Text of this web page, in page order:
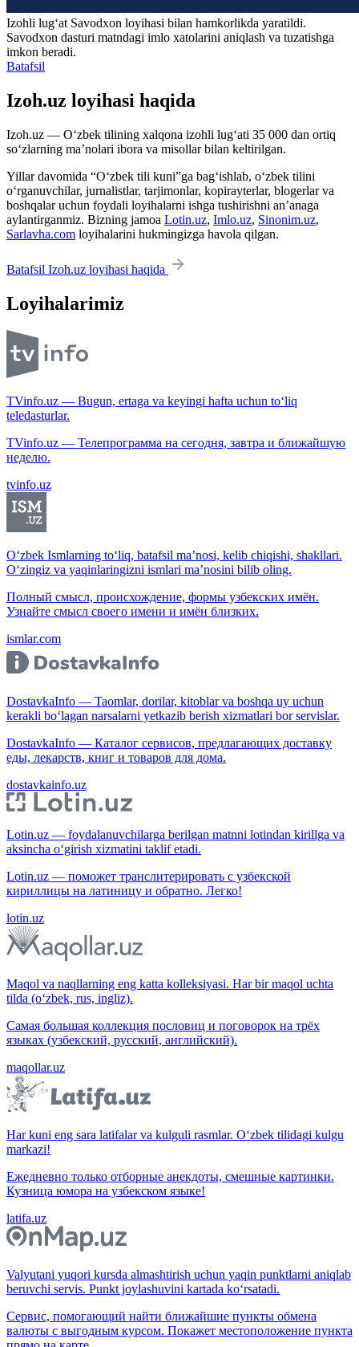
Izohli lugʻat Savodxon loyihasi bilan hamkorlikda yaratildi.
Savodxon dasturi matndagi imlo xatolarini aniqlash va tuzatishga
imkon beradi.
Batafsil
Izoh.uz loyihasi haqida
Izoh.uz — O‘zbek tilining xalqona izohli lug‘ati 35 000 dan ortiq
so‘zlarning ma’nolari ibora va misollar bilan keltirilgan.
Yillar davomida “O‘zbek tili kuni”ga bag‘ishlab, o‘zbek tilini
o‘rganuvchilar, jurnalistlar, tarjimonlar, kopirayterlar, blogerlar va
boshqalar uchun foydali loyihalarni ishga tushirishni an’anaga
aylantirganmiz. Bizning jamoa Lotin.uz, Imlo.uz, Sinonim.uz,
Sarlavha.com loyihalarini hukmingizga havola qilgan.
Batafsil Izoh.uz loyihasi haqida
Loyihalarimiz
TVinfo.uz — Bugun, ertaga va keyingi hafta uchun to‘liq
teledasturlar.
TVinfo.uz — Телепрограмма на сегодня, завтра и ближайшую
неделю.
tvinfo.uz
O‘zbek Ismlarning to‘liq, batafsil ma’nosi, kelib chiqishi, shakllari.
O‘zingiz va yaqinlaringizni ismlari ma’nosini bilib oling.
Полный смысл, происхождение, формы узбекских имён.
Узнайте смысл своего имени и имён близких.
ismlar.com
DostavkaInfo — Taomlar, dorilar, kitoblar va boshqa uy uchun
kerakli bo‘lagan narsalarni yetkazib berish xizmatlari bor servislar.
DostavkaInfo — Каталог сервисов, предлагающих доставку
еды, лекарств, книг и товаров для дома.
dostavkainfo.uz
Lotin.uz — foydalanuvchilarga berilgan matnni lotindan kirillga va
aksincha o‘girish xizmatini taklif etadi.
Lotin.uz — поможет транслитерировать с узбекской
кириллицы на латиницу и обратно. Легко!
lotin.uz
Maqol va naqllarning eng katta kolleksiyasi. Har bir maqol uchta
tilda (o‘zbek, rus, ingliz).
Самая большая коллекция пословиц и поговорок на трёх
языках (узбекский, русский, английский).
maqollar.uz
Har kuni eng sara latifalar va kulguli rasmlar. O‘zbek tilidagi kulgu
markazi!
Ежедневно только отборные анекдоты, смешные картинки.
Кузница юмора на узбекском языке!
latifa.uz
Valyutani yuqori kursda almashtirish uchun yaqin punktlarni aniqlab
beruvchi servis. Punkt joylashuvini kartada ko‘rsatadi.
Сервис, помогающий найти ближайшие пункты обмена
валюты с выгодным курсом. Покажет местоположение пункта